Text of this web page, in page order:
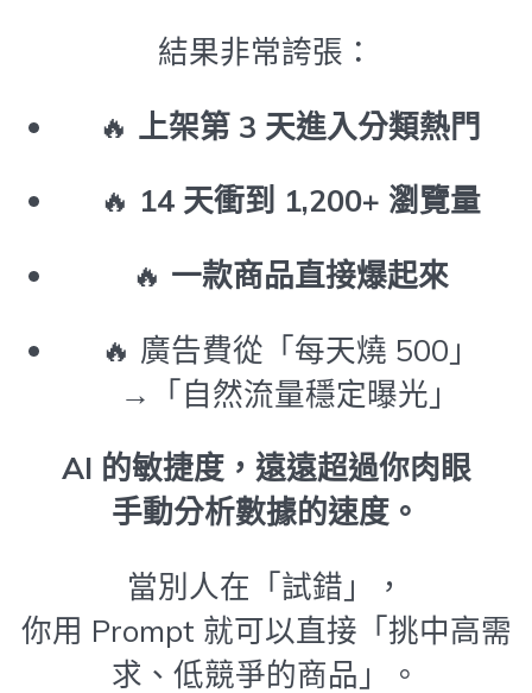
結果非常誇張：
🔥 上架第 3 天進入分類熱門
🔥 14 天衝到 1,200+ 瀏覽量
🔥 一款商品直接爆起來
🔥 廣告費從「每天燒 500」
→「自然流量穩定曝光」
AI 的敏捷度，遠遠超過你肉眼
手動分析數據的速度。
當別人在「試錯」，
你用 Prompt 就可以直接「挑中高需
求、低競爭的商品」。